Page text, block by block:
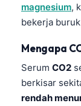
magnesium,
bekerja
Mengapa
Serum CO2
berkisar
rendah